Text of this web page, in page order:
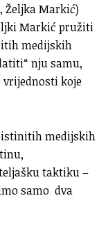
Željka Markić)
Markić pružiti
medijskih
nju samu,
vrijednosti koje
medijskih
taktiku –
samo dva